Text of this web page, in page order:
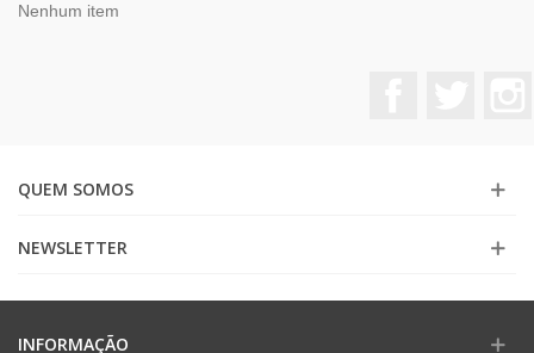
Nenhum item
QUEM SOMOS
NEWSLETTER
INFORMAÇÃO